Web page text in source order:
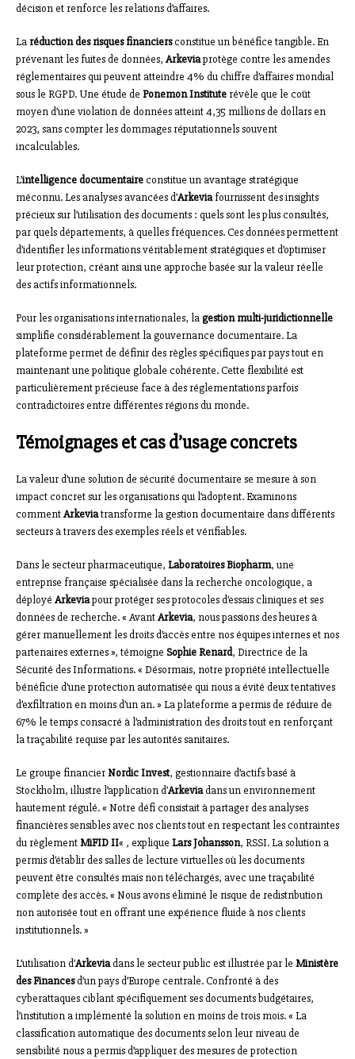
décision et renforce les relations d’affaires.
La réduction des risques financiersconstitue un bénéfice tangible. En
prévenant les fuites de données, Arkeviaprotège contre les amendes
réglementaires qui peuvent atteindre 4% du chiffre d’affaires mondial
sous le RGPD. Une étude de Ponemon Institute révèle que le coût
moyen d’une violation de données atteint 4,35 millions de dollars en
2023, sans compter les dommages réputationnels souvent
incalculables.
L’intelligence documentaireconstitue un avantage stratégique
méconnu. Les analyses avancées d’Arkeviafournissent des insights
précieux sur l’utilisation des documents : quels sont les plus consultés,
par quels départements, à quelles fréquences. Ces données permettent
d’identifier les informations véritablement stratégiques et d’optimiser
leur protection, créant ainsi une approche basée sur la valeur réelle
des actifs informationnels.
Pour les organisations internationales, la gestion multi-juridictionnelle
simplifie considérablement la gouvernance documentaire. La
plateforme permet de définir des règles spécifiques par pays tout en
maintenant une politique globale cohérente. Cette flexibilité est
particulièrement précieuse face à des réglementations parfois
contradictoires entre différentes régions du monde.
Témoignages et cas d’usage concrets
La valeur d’une solution de sécurité documentaire se mesure à son
impact concret sur les organisations qui l’adoptent. Examinons
commentArkeviatransforme la gestion documentaire dans différents
secteurs à travers des exemples réels et vérifiables.
Dans le secteur pharmaceutique, Laboratoires Biopharm, une
entreprise française spécialisée dans la recherche oncologique, a
déployé Arkeviapour protéger ses protocoles d’essais cliniques et ses
données de recherche. « AvantArkevia, nous passions des heures à
gérer manuellement les droits d’accès entre nos équipes internes et nos
partenaires externes », témoigne Sophie Renard, Directrice de la
Sécurité des Informations. « Désormais, notre propriété intellectuelle
bénéficie d’une protection automatisée qui nous a évité deux tentatives
d’exfiltration en moins d’un an. » La plateforme a permis de réduire de
67% le temps consacré à l’administration des droits tout en renforçant
la traçabilité requise par les autorités sanitaires.
Le groupe financierNordic Invest, gestionnaire d’actifs basé à
Stockholm, illustre l’application d’Arkeviadans un environnement
hautement régulé. « Notre défi consistait à partager des analyses
financières sensibles avec nos clients tout en respectant les contraintes
du règlementMiFID II« , explique Lars Johansson, RSSI. La solution a
permis d’établir des salles de lecture virtuelles où les documents
peuvent être consultés mais non téléchargés, avec une traçabilité
complète des accès. « Nous avons éliminé le risque de redistribution
non autorisée tout en offrant une expérience fluide à nos clients
institutionnels. »
L’utilisation d’Arkeviadans le secteur public est illustrée par le Ministère
des Financesd’un pays d’Europe centrale. Confronté à des
cyberattaques ciblant spécifiquement ses documents budgétaires,
l’institution a implémenté la solution en moins de trois mois. « La
classification automatique des documents selon leur niveau de
sensibilité nous a permis d’appliquer des mesures de protection